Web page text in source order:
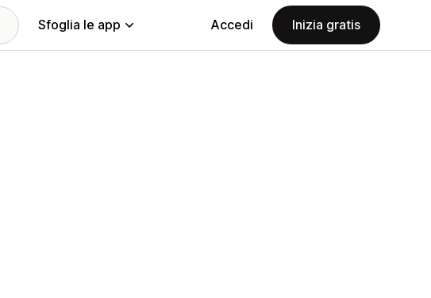
Sfoglia le app Accedi Inizia gratis